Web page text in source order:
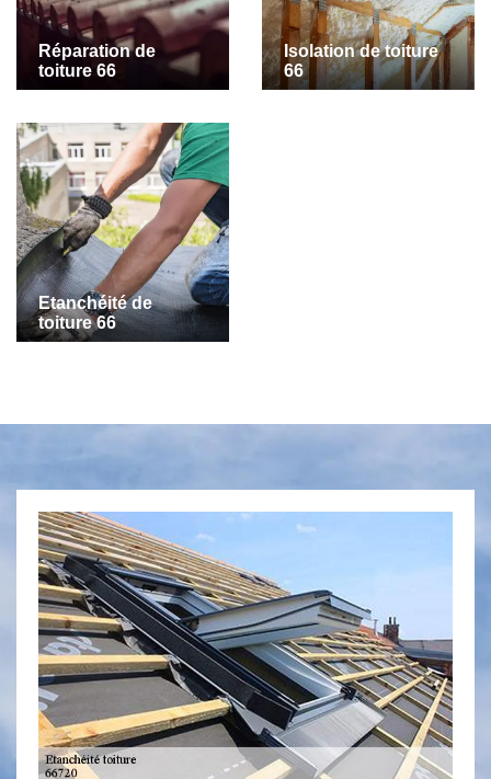
Réparation de
toiture 66
Isolation de toiture
66
Etanchéité de
toiture 66